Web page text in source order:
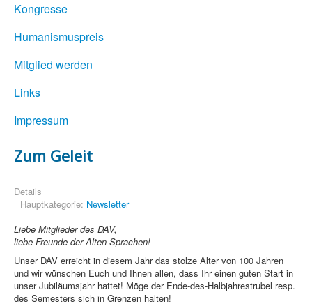
Kongresse
Humanismuspreis
Mitglied werden
Links
Impressum
Zum Geleit
Details
Hauptkategorie: Newsletter
Liebe Mitglieder des DAV,
liebe Freunde der Alten Sprachen!
Unser DAV erreicht in diesem Jahr das stolze Alter von 100 Jahren
und wir wünschen Euch und Ihnen allen, dass Ihr einen guten Start in
unser Jubiläumsjahr hattet! Möge der Ende-des-Halbjahrestrubel resp.
des Semesters sich in Grenzen halten!